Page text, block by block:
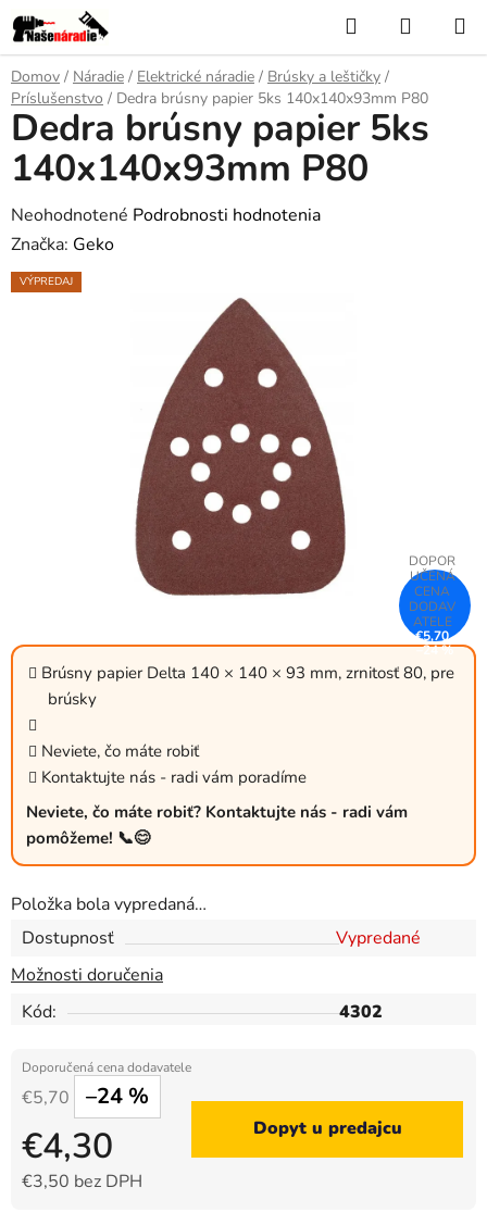
Prejsť
na
obsah
Hľadať
KOŠÍK
Domov / Náradie / Elektrické náradie / Brúsky a leštičky /
Príslušenstvo / Dedra brúsny papier 5ks 140x140x93mm P80
Brúsny papier Delta 140 × 140 × 93 mm, zrnitosť 80, pre
brúsky
Neviete, čo máte robiť
Kontaktujte nás - radi vám poradíme
Neviete, čo máte robiť? Kontaktujte nás - radi vám
pomôžeme! 📞😊
Položka bola vypredaná…
Dostupnosť
Vypredané
Možnosti doručenia
Kód:
4302
€5,70 –24 %
€4,30
€3,50 bez DPH
Dopyt u predajcu
Dedra brúsny papier 5ks
140x140x93mm P80
Priemerné
hodnotenie
produktu
Neohodnotené Podrobnosti hodnotenia
Značka: Geko
VÝPREDAJ
€5,70
–24 %